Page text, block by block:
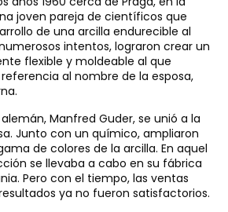
joven pareja de científicos que
de una arcilla endurecible al
intentos, lograron crear un
flexible y moldeable al que
al nombre de la esposa,
alemán, Manfred Guder, se unió a la
Junto con un químico, ampliaron
de colores de la arcilla. En aquel
se llevaba a cabo en su fábrica
Pero con el tiempo, las ventas
ya no fueron satisfactorios.